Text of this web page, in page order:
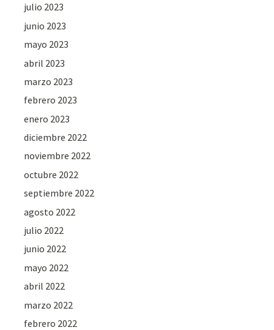
julio 2023
junio 2023
mayo 2023
abril 2023
marzo 2023
febrero 2023
enero 2023
diciembre 2022
noviembre 2022
octubre 2022
septiembre 2022
agosto 2022
julio 2022
junio 2022
mayo 2022
abril 2022
marzo 2022
febrero 2022